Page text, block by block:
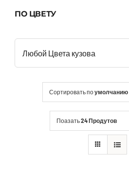
ПО ЦВЕТУ
Любой Цвета кузова
Сортировать поумолчанию
Поазать24 Продутов